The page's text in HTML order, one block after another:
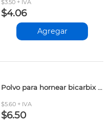
$3.50 + IVA
$4.06
Agregar
Polvo para hornear bicarbix 800gr
$5.60 + IVA
$6.50